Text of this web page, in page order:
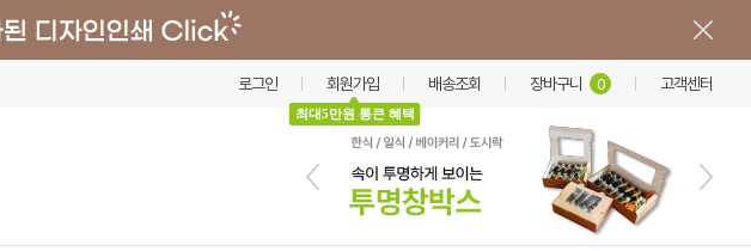
로그인 회원가입
최대5만원 통큰 혜택
배송조회 장바구니 0 고객센터